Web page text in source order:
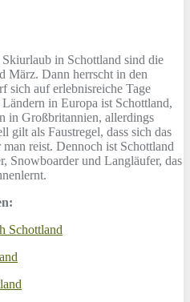
in Schottland sind die
März. Dann herrscht in den
sich auf erlebnisreiche Tage
in Europa ist Schottland,
in Großbritannien, allerdings
gilt als Faustregel, dass sich das
reist. Dennoch ist Schottland
Snowboarder und Langläufer, das